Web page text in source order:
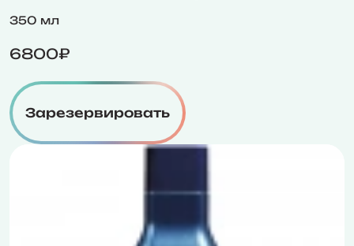
350 мл
6800₽
Зарезервировать